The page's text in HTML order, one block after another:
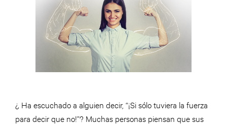
¿ Ha escuchado a alguien decir, “¡Si sólo tuviera la fuerza
para decir que no!”? Muchas personas piensan que sus